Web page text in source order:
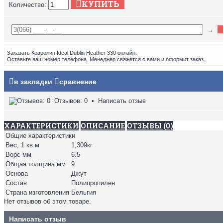
Количество: КУПИТЬ
→
Заказать Ковролин Ideal Dublin Heather 330 онлайн.
Оставьте ваш номер телефона. Менеджер свяжется с вами и оформит заказ.
в закладки сравнение
Отзывов: 0 • Написать отзыв
ХАРАКТЕРИСТИКИ ОПИСАНИЕ ОТЗЫВЫ (0)
Общие характеристики
Вес, 1 кв.м
1,309кг
Ворс мм
6.5
Общая толщина мм
9
Основа
Джут
Состав
Полипропилен
Страна изготовления Бельгия
Нет отзывов об этом товаре.
Написать отзыв